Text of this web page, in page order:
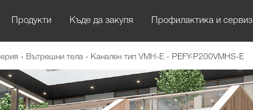
Продукти Къде да закупя Профилактика и сервиз
- Вътрешни тела - Канален тип VMH-E - PEFY-P200VMHS-E